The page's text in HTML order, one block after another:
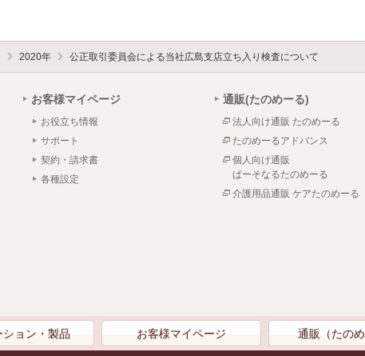
2020年 公正取引委員会による当社広島支店立ち入り検査について
お客様マイページ
お役立ち情報
サポート
契約・請求書
各種設定
通販(たのめーる)
法人向け通販 たのめーる
たのめーるアドバンス
個人向け通販
ぱーそなるたのめーる
介護用品通販 ケアたのめーる
ション・製品 お客様マイページ 通販（たのめ